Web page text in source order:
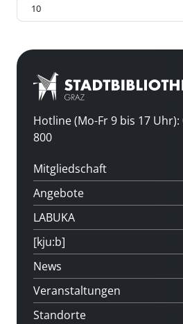
Hotline (Mo-Fr 9 bis 17 Uhr):
800
Mitgliedschaft
Angebote
LABUKA
[kju:b]
News
Veranstaltungen
Standorte